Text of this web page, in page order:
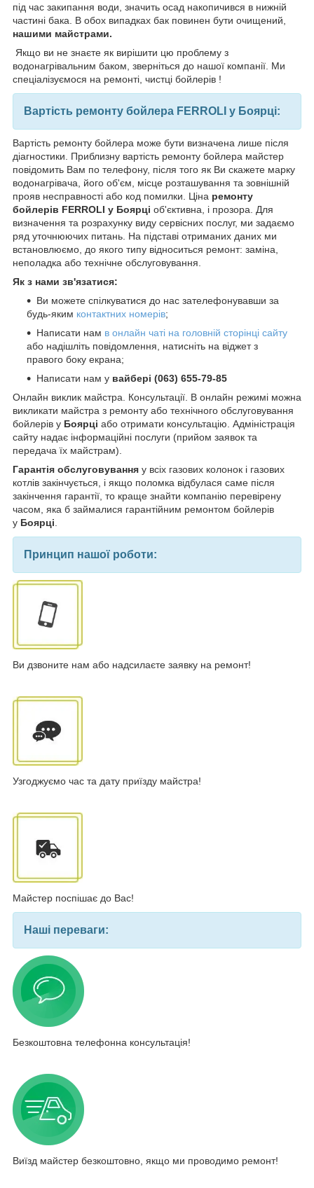
під час закипання води, значить осад накопичився в нижній
частині бака. В обох випадках бак повинен бути очищений,
нашими майстрами.
Якщо ви не знаєте як вирішити цю проблему з
водонагрівальним баком, зверніться до нашої компанії. Ми
спеціалізуємося на ремонті, чистці бойлерів !
Вартість ремонту бойлера FERROLI у Боярці:
Вартість ремонту бойлера може бути визначена лише після
діагностики. Приблизну вартість ремонту бойлера майстер
повідомить Вам по телефону, після того як Ви скажете марку
водонагрівача, його об'єм, місце розташування та зовнішній
прояв несправності або код помилки. Ціна ремонту
бойлерів FERROLI у Боярці об'єктивна, і прозора. Для
визначення та розрахунку виду сервісних послуг, ми задаємо
ряд уточнюючих питань. На підставі отриманих даних ми
встановлюємо, до якого типу відноситься ремонт: заміна,
неполадка або технічне обслуговування.
Як з нами зв'язатися:
Ви можете спілкуватися до нас зателефонувавши за
будь-яким контактних номерів;
Написати нам в онлайн чаті на головній сторінці сайту
або надішліть повідомлення, натисніть на віджет з
правого боку екрана;
Написати нам у вайбері (063) 655-79-85
Онлайн виклик майстра. Консультації. В онлайн режимі можна
викликати майстра з ремонту або технічного обслуговування
бойлерів у Боярці або отримати консультацію. Адміністрація
сайту надає інформаційні послуги (прийом заявок та
передача їх майстрам).
Гарантія обслуговування у всіх газових колонок і газових
котлів закінчується, і якщо поломка відбулася саме після
закінчення гарантії, то краще знайти компанію перевірену
часом, яка б займалися гарантійним ремонтом бойлерів
у Боярці
Принцип нашої роботи:
Ви дзвоните нам або надсилаєте заявку на ремонт!
Узгоджуємо час та дату приїзду майстра!
Майстер поспішає до Вас!
Наші переваги:
Безкоштовна телефонна консультація!
Виїзд майстер безкоштовно, якщо ми проводимо ремонт!